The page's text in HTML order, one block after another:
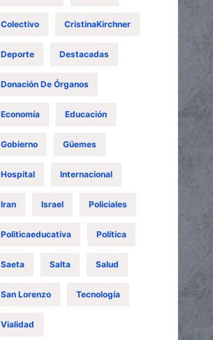
Colectivo CristinaKirchner
Deporte Destacadas
Donación De Órganos
Economía Educación
Gobierno Güemes
Hospital Internacional
Iran Israel Policiales
Politicaeducativa Política
Saeta Salta Salud
San Lorenzo Tecnología
Vialidad